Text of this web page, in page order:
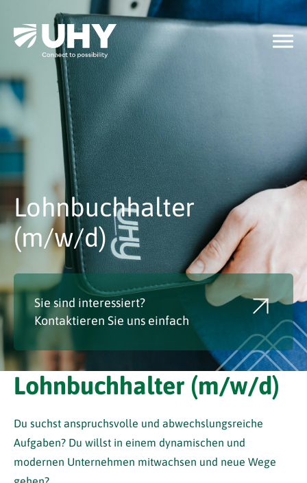
Lohnbuchhalter
(m/w/d)
Sie sind interessiert?
Kontaktieren Sie uns einfach
Lohnbuchhalter (m/w/d)
Du suchst anspruchsvolle und abwechslungsreiche
Aufgaben? Du willst in einem dynamischen und
modernen Unternehmen mitwachsen und neue Wege